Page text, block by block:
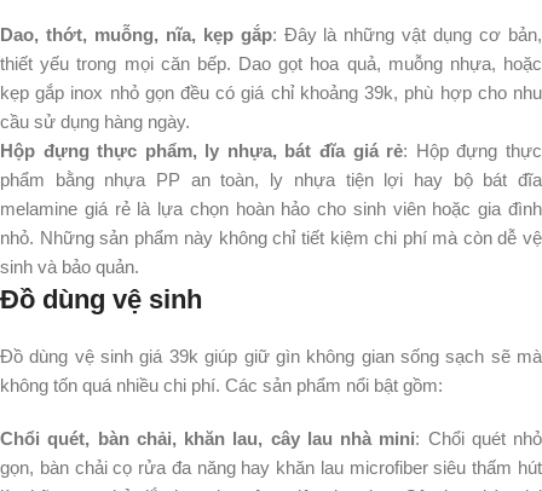
Dao, thớt, muỗng, nĩa, kẹp gắp: Đây là những vật dụng cơ bản,
thiết yếu trong mọi căn bếp. Dao gọt hoa quả, muỗng nhựa, hoặc
kẹp gắp inox nhỏ gọn đều có giá chỉ khoảng 39k, phù hợp cho nhu
cầu sử dụng hàng ngày.
Hộp đựng thực phẩm, ly nhựa, bát đĩa giá rẻ: Hộp đựng thực
phẩm bằng nhựa PP an toàn, ly nhựa tiện lợi hay bộ bát đĩa
melamine giá rẻ là lựa chọn hoàn hảo cho sinh viên hoặc gia đình
nhỏ. Những sản phẩm này không chỉ tiết kiệm chi phí mà còn dễ vệ
sinh và bảo quản.
Đồ dùng vệ sinh
Đồ dùng vệ sinh giá 39k giúp giữ gìn không gian sống sạch sẽ mà
không tốn quá nhiều chi phí. Các sản phẩm nổi bật gồm:
Chổi quét, bàn chải, khăn lau, cây lau nhà mini: Chổi quét nhỏ
gọn, bàn chải cọ rửa đa năng hay khăn lau microfiber siêu thấm hút